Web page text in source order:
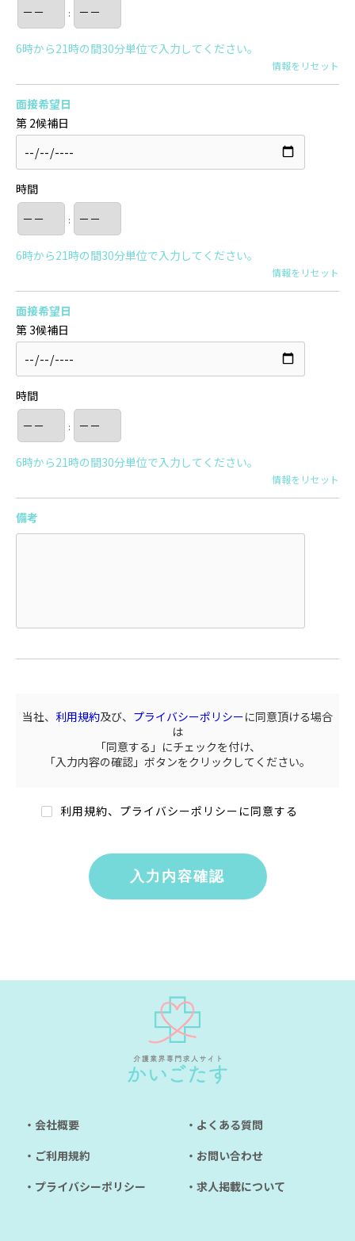
:
6時から21時の間30分単位で入力してください。
情報をリセット
面接希望日
第 2候補日
時間
:
6時から21時の間30分単位で入力してください。
情報をリセット
面接希望日
第 3候補日
時間
:
6時から21時の間30分単位で入力してください。
情報をリセット
備考
当社、 利用規約及び、 プライバシーポリシーに同意頂ける場合
は
「同意する」にチェックを付け、
「入力内容の確認」ボタンをクリックしてください。
利用規約、プライバシーポリシーに同意する
入力内容確認
・会社概要
・よくある質問
・ご利用規約
・お問い合わせ
・プライバシーポリシー
・求人掲載について